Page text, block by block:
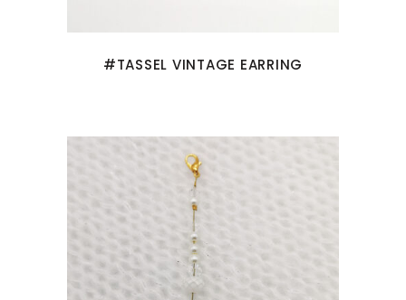
#TASSEL VINTAGE EARRING